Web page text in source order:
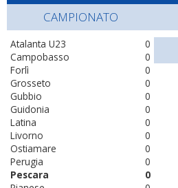
CAMPIONATO
0
Atalanta U23
0
Campobasso
0
Forlì
0
Grosseto
0
Gubbio
0
Guidonia
0
Latina
0
Livorno
0
Ostiamare
0
Perugia
0
Pescara